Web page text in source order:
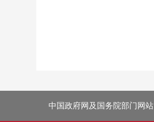
中国政府网及国务院部门网站